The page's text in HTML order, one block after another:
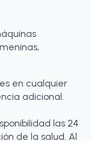
en cualquier
adicional.
las 24
de la salud. Al